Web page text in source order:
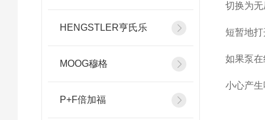
HENGSTLER亨氏乐
MOOG穆格
P+F倍加福
切换为
短暂地
如果泵
小心产